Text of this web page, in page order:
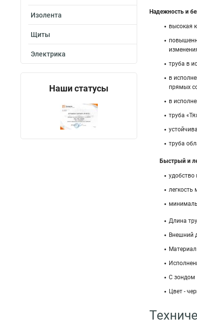
Изолента
Щиты
Электрика
Наши статусы
Надежность и
высокая
труба в
в
прямых
в
труба
труба
Быстрый и
удобство
легкость
Длина
Внешний
С зондом
Цвет -